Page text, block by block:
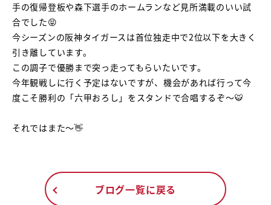
手の復帰登板や森下選手のホームランなど見所満載のいい試
合でした😝
今シーズンの阪神タイガースは首位独走中で2位以下を大きく
引き離しています。
この調子で優勝まで突っ走ってもらいたいです。
今年観戦しに行く予定はないですが、機会があれば行って今
度こそ勝利の「六甲おろし」をスタンドで合唱するぞ～🐯
それではまた～👋
ブログ一覧に戻る